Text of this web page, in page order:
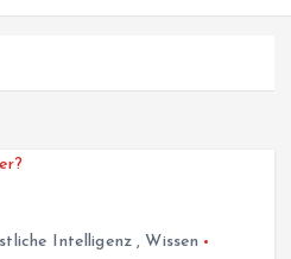
Intelligenz, Wissen